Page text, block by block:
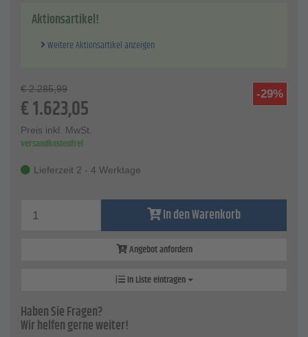
Aktionsartikel!
Weitere Aktionsartikel anzeigen
-29%
€ 2.285,99
€1.623,05
Preis inkl. MwSt.
versandkostenfrei
Lieferzeit 2 - 4 Werktage
In den Warenkorb
Angebot anfordern
In Liste eintragen
Haben Sie Fragen?
Wir helfen gerne weiter!